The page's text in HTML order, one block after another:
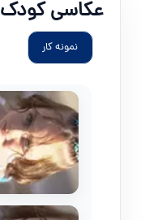
عکاسی کودک
نمونه کار